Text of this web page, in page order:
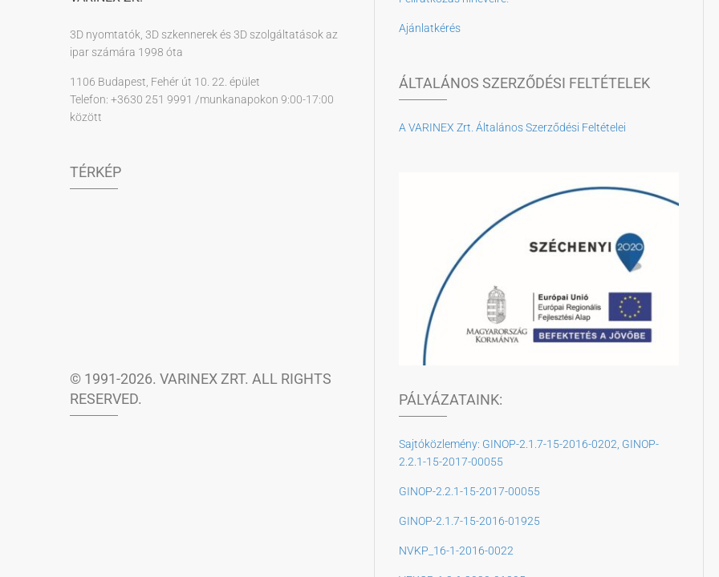
3D nyomtatók, 3D szkennerek és 3D szolgáltatások az
ipar számára 1998 óta
1106 Budapest, Fehér út 10. 22. épület
Telefon: +3630 251 9991 /munkanapokon 9:00-17:00
között
TÉRKÉP
© 1991-2026. VARINEX ZRT. ALL RIGHTS
RESERVED.
Ajánlatkérés
ÁLTALÁNOS SZERZŐDÉSI FELTÉTELEK
A VARINEX Zrt. Általános Szerződési Feltételei
PÁLYÁZATAINK:
Sajtóközlemény: GINOP-2.1.7-15-2016-0202, GINOP-
2.2.1-15-2017-00055
GINOP-2.2.1-15-2017-00055
GINOP-2.1.7-15-2016-01925
NVKP_16-1-2016-0022